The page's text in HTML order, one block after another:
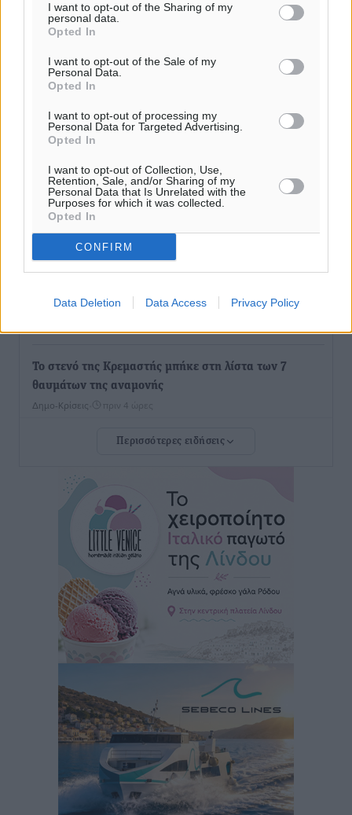
I want to opt-out of the Sharing of my
personal data.
Opted In
I want to opt-out of the Sale of my
Personal Data.
Opted In
I want to opt-out of processing my
Personal Data for Targeted Advertising.
Opted In
I want to opt-out of Collection, Use,
Retention, Sale, and/or Sharing of my
Personal Data that Is Unrelated with the
Purposes for which it was collected.
Opted In
CONFIRM
Data Deletion Data Access Privacy Policy
πελατών
Τοπικές Ειδήσεις
Χωρίς υποχρεωτική παρουσία μικρών στη 12άδα
Ο Πελεκάνος, οι ανεμογεννήτριες και μια κοινότητα
Δημο-Κρίσεις• πριν 4 ώρες
Η Ρόδος περιμένει και οι θεσμοί της λογομαχούν
Δημο-Κρίσεις• πριν 4 ώρες
Τραμπ
Το στενό της Κρεμαστής μπήκε στη λίστα των 7
θαυμάτων της αναμονής
Δημο-Κρίσεις πριν 4 ώρες
ΣΕΤΕ: Σημαντική θεσμική εξέλιξη η ΚΥΑ για το ΕΧΠ
Ειδήσεις πριν 4 ώρες
Γ. Χατζημάρκος: “Δύο μεγάλες δεσμεύσεις
Γεωργιάδη” – Κίνητρα για τους γιατρούς των νησιών
και συνεργασία Ρόδου με το Αττικόν για το
Ακτινοθεραπευτικό
Τοπικές Ειδήσεις• πριν 5 ώρες
Σούπερ μάρκετ: Διευρύνεται η εθνική πρωτοβουλία
για τις τιμές – Eρχονται νέες συμμετοχές εταιρειών
Ειδήσεις•
Συνελήφθησαν έξι άτομα για ηχορύπανση από
καταστήματα στο Νότιο Αιγαίο
Τοπικές Ειδήσεις• πριν 5 ώρες
15 Αυγούστου 2026: Πώς θα πληρωθούν όσοι
Περισσότερες ειδήσεις